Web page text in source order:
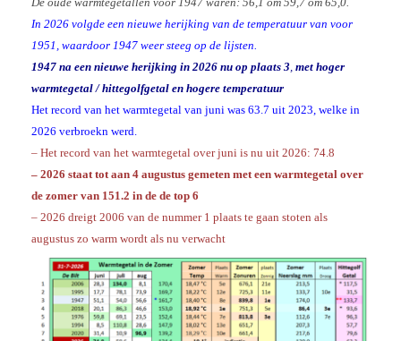
In 2026 volgde een nieuwe herijking van de temperatuur van voor
1951, waardoor 1947 weer steeg op de lijsten.
1947 na een nieuwe herijking in 2026 nu op plaats 3, met hoger
warmtegetal / hittegolfgetal en hogere temperatuur
Het record van het warmtegetal van juni was 63.7 uit 2023, welke in
2026 verbroekn werd.
– Het record van het warmtegetal over juni is nu uit 2026: 74.8
– 2026 staat tot aan 4 augustus gemeten met een warmtegetal over
de zomer van 151.2 in de de top 6
– 2026 dreigt 2006 van de nummer 1 plaats te gaan stoten als
augustus zo warm wordt als nu verwacht